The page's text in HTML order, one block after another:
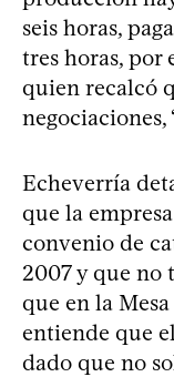
seis horas,
tres horas, por
quien recalcó
negociaciones,
Echeverría
que la
convenio de
2007 y que no
que en la
entiende que
dado que no